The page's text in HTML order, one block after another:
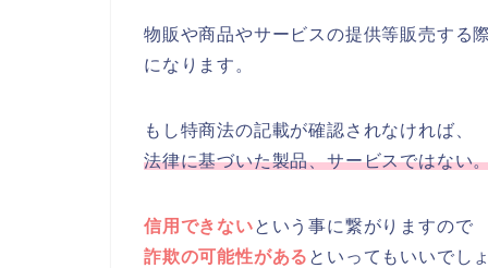
物販や商品やサービスの提供等販売する
になります。
もし特商法の記載が確認されなければ、
法律に基づいた製品、サービスではない
信用できないという事に繋がりますので
詐欺の可能性がある といってもいいでし